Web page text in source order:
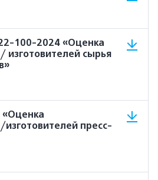
100-2024 «Оценка
изготовителей сырья
пресс-